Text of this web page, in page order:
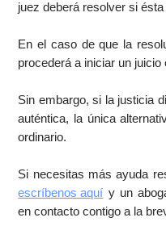
juez deberá resolver si
En el caso de que la
procederá a iniciar un
Sin embargo, si la justicia
auténtica, la única
ordinario.
Si necesitas más ayuda
escríbenos aquí y un
en contacto contigo a la